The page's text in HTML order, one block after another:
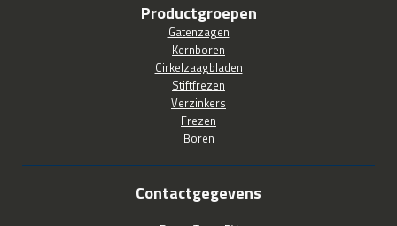
Productgroepen
Gatenzagen
Kernboren
Cirkelzaagbladen
Stiftfrezen
Verzinkers
Frezen
Boren
Contactgegevens